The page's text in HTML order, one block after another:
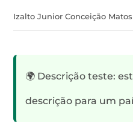
Izalto Junior Conceição Matos
🌍 Descrição teste:
descrição para um